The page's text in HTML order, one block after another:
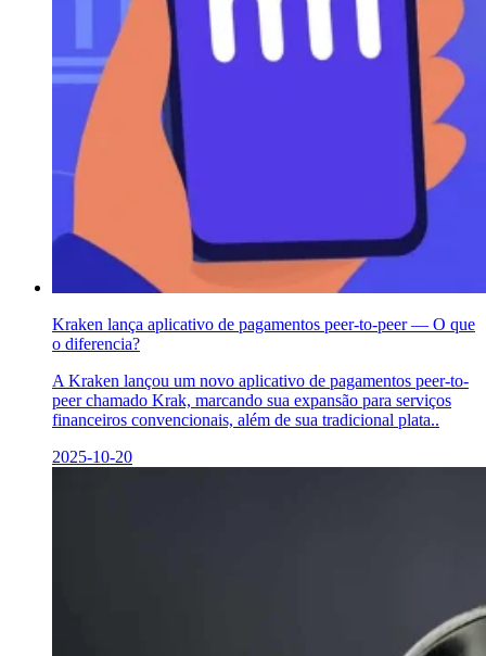
Kraken lança aplicativo de pagamentos peer-to-peer — O que
o diferencia?
A Kraken lançou um novo aplicativo de pagamentos peer-to-
peer chamado Krak, marcando sua expansão para serviços
financeiros convencionais, além de sua tradicional plata..
2025-10-20